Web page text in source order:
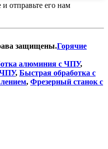
отправьте его нам
защищены.Горячие
алюминия с ЧПУ,
ЧПУ, Быстрая обработка с
, Фрезерный станок с